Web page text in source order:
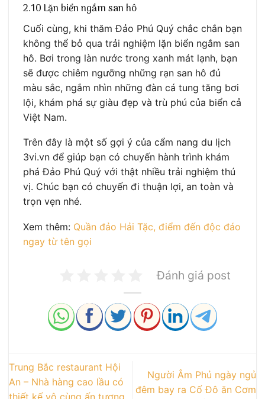
2.10 Lặn biển ngắm san hô
Cuối cùng, khi thăm Đảo Phú Quý chắc chắn bạn
không thể bỏ qua trải nghiệm lặn biển ngắm san
hô. Bơi trong làn nước trong xanh mát lạnh, bạn
sẽ được chiêm ngưỡng những rạn san hô đủ
màu sắc, ngắm nhìn những đàn cá tung tăng bơi
lội, khám phá sự giàu đẹp và trù phú của biển cả
Việt Nam.
Trên đây là một số gợi ý của cẩm nang du lịch
3vi.vn để giúp bạn có chuyến hành trình khám
phá Đảo Phú Quý với thật nhiều trải nghiệm thú
vị. Chúc bạn có chuyến đi thuận lợi, an toàn và
trọn vẹn nhé.
Xem thêm: Quần đảo Hải Tặc, điểm đến độc đáo
ngay từ tên gọi
Đánh giá post
Trung Bắc restaurant Hội
An – Nhà hàng cao lầu có
Người Âm Phủ ngày ngủ
đêm bay ra Cố Đô ăn Cơm